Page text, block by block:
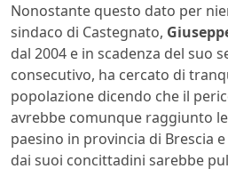
Nonostante questo dato per
sindaco di Castegnato,
dal 2004 e in scadenza del suo
consecutivo, ha cercato di
popolazione dicendo che il
avrebbe comunque raggiunto le
paesino in provincia di Brescia
dai suoi concittadini sarebbe